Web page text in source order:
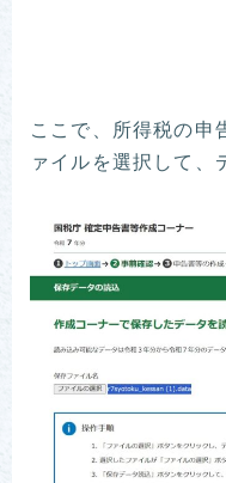
ここで、所得税の申
ァイルを選択して、